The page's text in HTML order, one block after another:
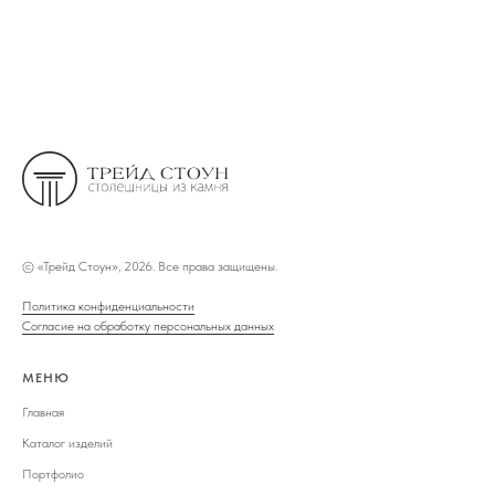
© «Трейд Стоун», 2026. Все права защищены.
Политика конфиденциальности
Согласие на обработку персональных данных
МЕНЮ
Главная
Каталог изделий
Портфолио